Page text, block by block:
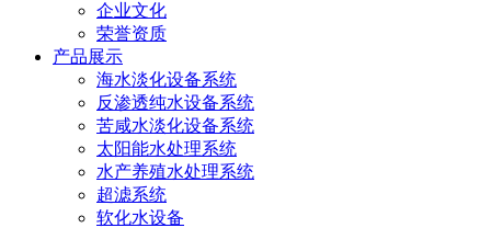
企业文化
荣誉资质
产品展示
海水淡化设备系统
反渗透纯水设备系统
苦咸水淡化设备系统
太阳能水处理系统
水产养殖水处理系统
超滤系统
软化水设备